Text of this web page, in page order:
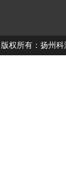
版权所有：扬州